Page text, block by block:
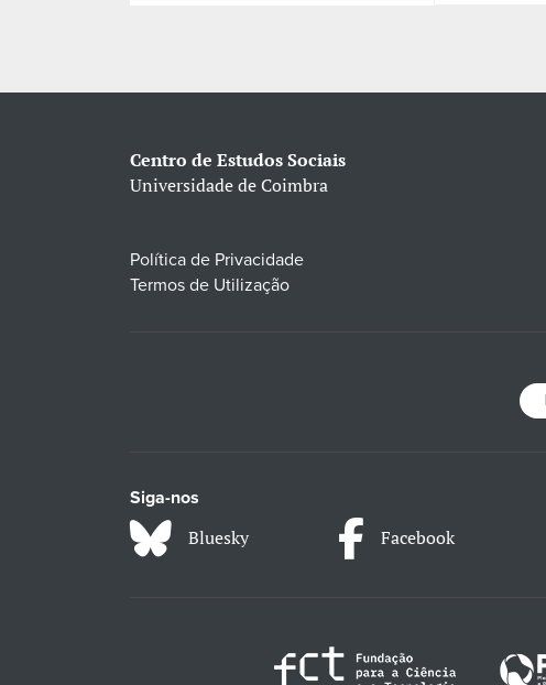
Centro de Estudos Sociais
Universidade de Coimbra
Política de Privacidade
Termos de Utilização
Siga-nos
Bluesky Facebook